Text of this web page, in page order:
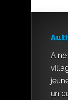
A
un